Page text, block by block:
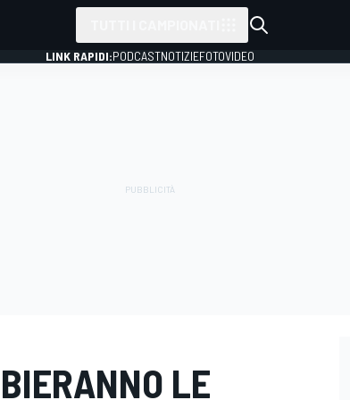
LINK RAPIDI:PODCASTNOTIZIEFOTOVIDEO
LE